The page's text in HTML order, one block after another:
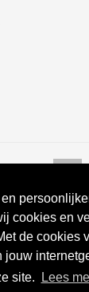
cookies en
de cookies
jouw
site.
Lees